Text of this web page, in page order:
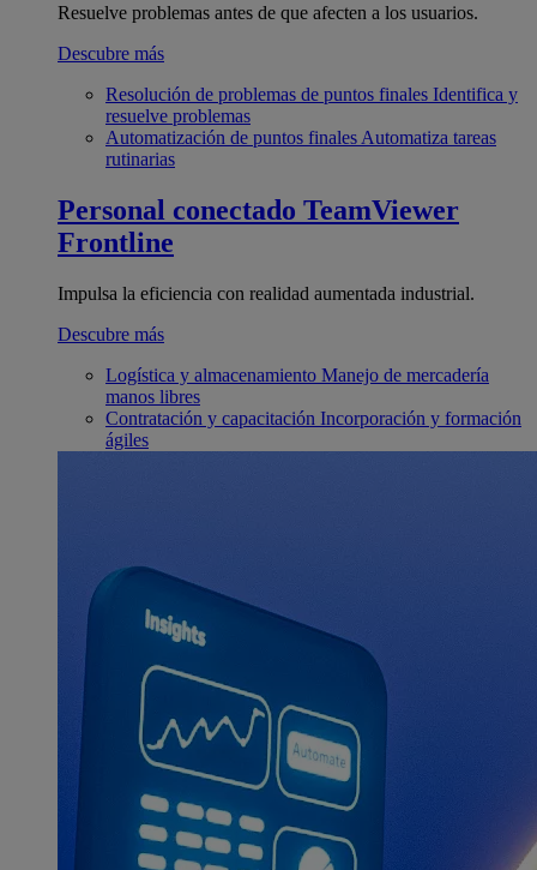
Resuelve problemas antes de que afecten a los usuarios.
Descubre más
Resolución de problemas de puntos finales Identifica y
resuelve problemas
Automatización de puntos finales Automatiza tareas
rutinarias
Personal conectado TeamViewer
Frontline
Impulsa la eficiencia con realidad aumentada industrial.
Descubre más
Logística y almacenamiento Manejo de mercadería
manos libres
Contratación y capacitación Incorporación y formación
ágiles